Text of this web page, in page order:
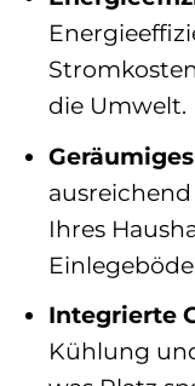
die Umwelt.
Ihres
Integrierte
Kühlung